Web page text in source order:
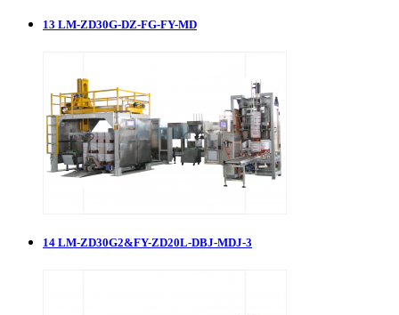
13 LM-ZD30G-DZ-FG-FY-MD
14 LM-ZD30G2&FY-ZD20L-DBJ-MDJ-3